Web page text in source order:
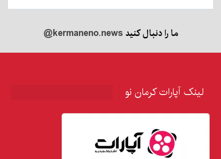
ما را دنبال کنید@kermaneno.news
لینک آپارات کرمان نو